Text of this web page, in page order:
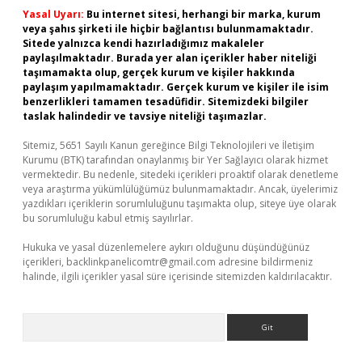
Yasal Uyarı: Bu internet sitesi, herhangi bir marka, kurum
veya şahıs şirketi ile hiçbir bağlantısı bulunmamaktadır.
Sitede yalnızca kendi hazırladığımız makaleler
paylaşılmaktadır. Burada yer alan içerikler haber niteliği
taşımamakta olup, gerçek kurum ve kişiler hakkında
paylaşım yapılmamaktadır. Gerçek kurum ve kişiler ile isim
benzerlikleri tamamen tesadüfidir. Sitemizdeki bilgiler
taslak halindedir ve tavsiye niteliği taşımazlar.
Sitemiz, 5651 Sayılı Kanun gereğince Bilgi Teknolojileri ve İletişim
Kurumu (BTK) tarafından onaylanmış bir Yer Sağlayıcı olarak hizmet
vermektedir. Bu nedenle, sitedeki içerikleri proaktif olarak denetleme
veya araştırma yükümlülüğümüz bulunmamaktadır. Ancak, üyelerimiz
yazdıkları içeriklerin sorumluluğunu taşımakta olup, siteye üye olarak
bu sorumluluğu kabul etmiş sayılırlar.
Hukuka ve yasal düzenlemelere aykırı olduğunu düşündüğünüz
içerikleri, backlinkpanelicomtr@gmail.com adresine bildirmeniz
halinde, ilgili içerikler yasal süre içerisinde sitemizden kaldırılacaktır.